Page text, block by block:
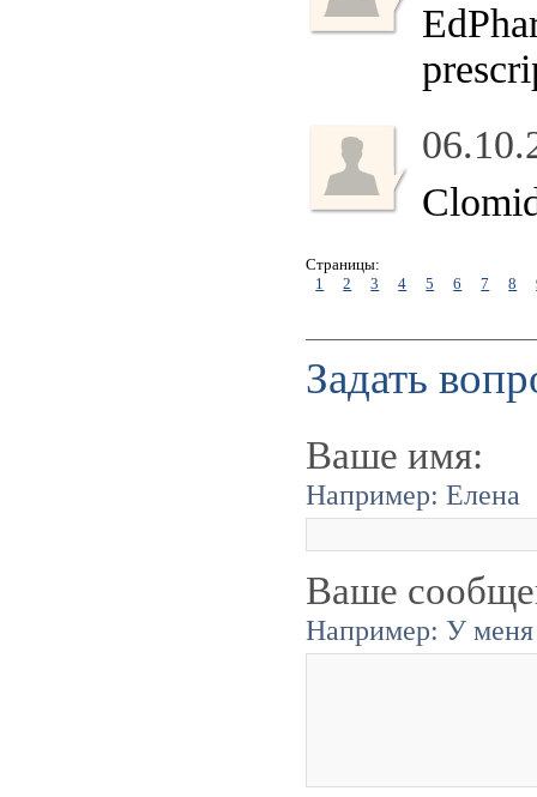
Страницы:
1
2 3 4 5 6 7 8
Задать
Ваше имя:
Например: Елена
Ваше
Например: У меня